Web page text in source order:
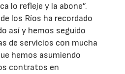
lo refleje y la abone”.
los Ríos ha recordado
así y hemos seguido
de servicios con mucha
hemos asumiendo
contratos en